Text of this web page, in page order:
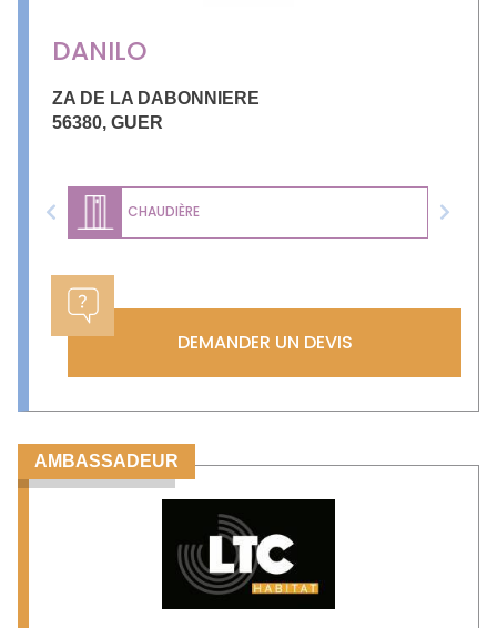
DANILO
ZA DE LA DABONNIERE
56380, GUER
CHAUDIÈRE
Previous Next
DEMANDER UN DEVIS
AMBASSADEUR